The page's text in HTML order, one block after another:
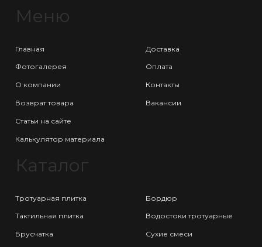
Меню
Главная
Фотогалерея
О компании
Возврат товара
Статьи на сайте
Калькулятор материала
Доставка
Оплата
Контакты
Вакансии
Каталог
Тротуарная плитка
Тактильная плитка
Брусчатка
Бордюр
Водостоки тротуарные
Сухие смеси